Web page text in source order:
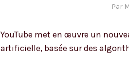
Par
YouTube met en œuvre un
artificielle, basée sur des